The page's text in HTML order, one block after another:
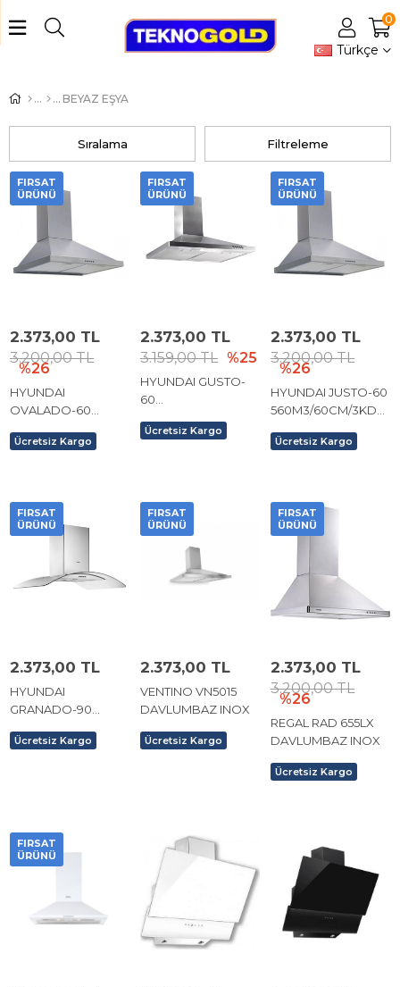
Türkçe
0
BEYAZ EŞYA
Filtreleme
Sıralama
FIRSAT
ÜRÜNÜ
2.373,00 TL
3.200,00 TL
%26
HYUNDAI
OVALADO-60
INOX DAVLUMBAZ
Ücretsiz Kargo
FIRSAT
ÜRÜNÜ
2.373,00 TL
3.159,00 TL %25
HYUNDAI GUSTO-
60
PUSHBU INOX
Ücretsiz Kargo
FIRSAT
ÜRÜNÜ
2.373,00 TL
3.200,00 TL
%26
HYUNDAI JUSTO-60
560M3/60CM/3KD
Ücretsiz Kargo
FIRSAT
ÜRÜNÜ
2.373,00 TL
HYUNDAI
GRANADO-90
DİJİTAL INOX
Ücretsiz Kargo
FIRSAT
ÜRÜNÜ
2.373,00 TL
VENTINO VN5015
DAVLUMBAZ INOX
Ücretsiz Kargo
FIRSAT
ÜRÜNÜ
2.373,00 TL
3.200,00 TL
%26
REGAL RAD 655LX
DAVLUMBAZ INOX
Ücretsiz Kargo
FIRSAT
ÜRÜNÜ